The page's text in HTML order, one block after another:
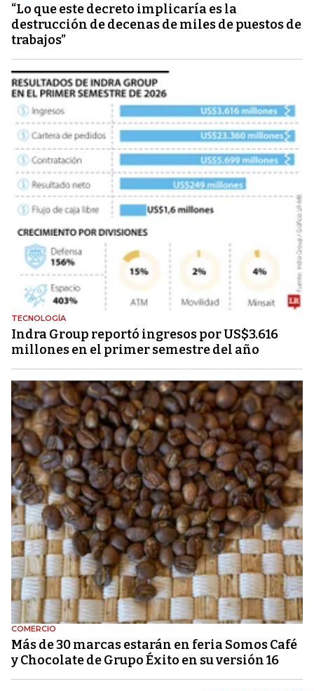
“Lo que este decreto implicaría es la
destrucción de decenas de miles de puestos de
trabajos”
TECNOLOGÍA
Indra Group reportó ingresos por US$3.616
millones en el primer semestre del año
COMERCIO
Más de 30 marcas estarán en feria Somos Café
y Chocolate de Grupo Éxito en su versión 16